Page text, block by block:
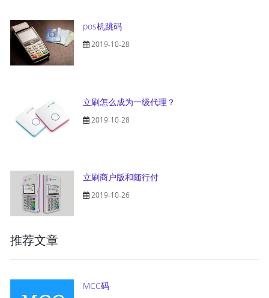
pos机跳码
2019-10-28
立刷怎么成为一级代理？
2019-10-28
立刷商户版和随行付
2019-10-26
推荐文章
MCC码